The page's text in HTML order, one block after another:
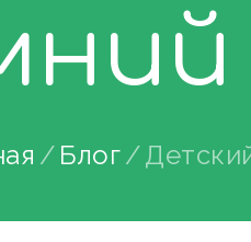
Блог